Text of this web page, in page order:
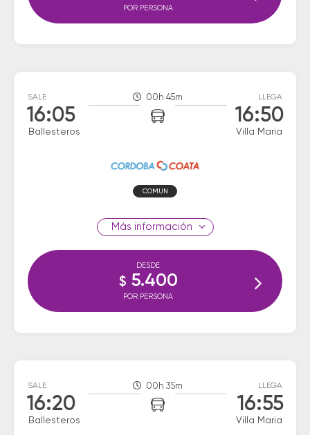
POR PERSONA
SALE
16:05
Ballesteros
00h 45m LLEGA
16:50
Villa Maria
COMUN
información
DESDE
$ 5.400
POR PERSONA
SALE
16:20
Ballesteros
00h 35m LLEGA
16:55
Villa Maria